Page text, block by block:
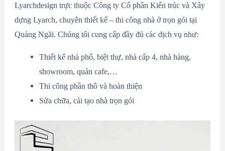
Lyarchdesign trực thuộc Công ty Cổ phần Kiến trúc và Xây
dựng Lyarch, chuyên thiết kế – thi công nhà ở trọn gói tại
Quảng Ngãi. Chúng tôi cung cấp đầy đủ các dịch vụ như:
Thiết kế nhà phố, biệt thự, nhà cấp 4, nhà hàng,
showroom, quán cafe,…
Thi công phần thô và hoàn thiện
Sửa chữa, cải tạo nhà trọn gói